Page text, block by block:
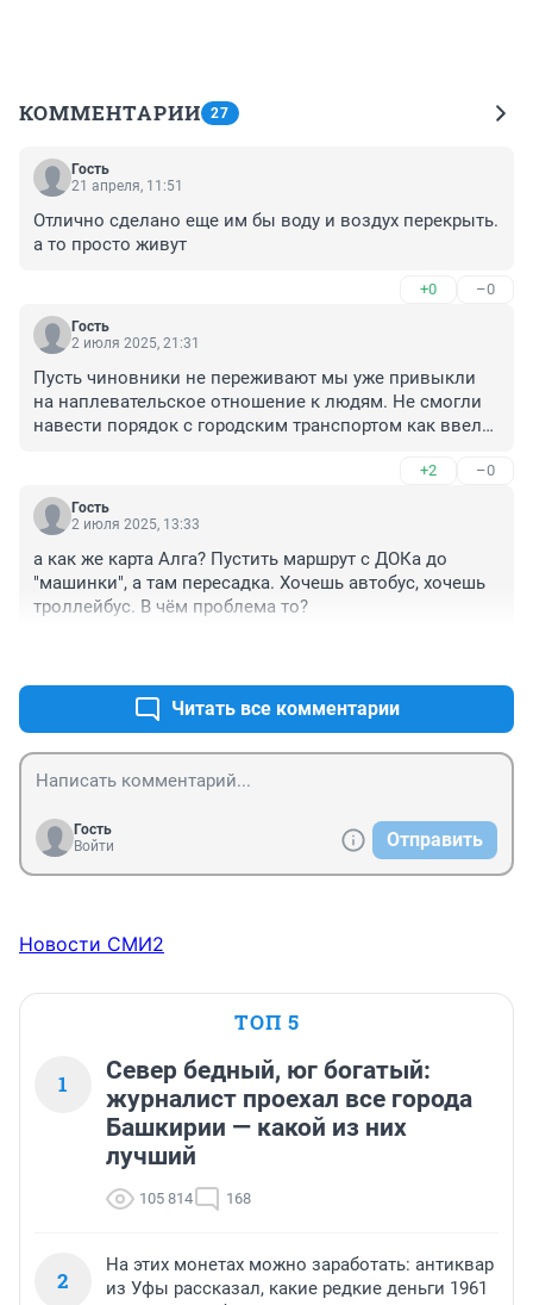
КОММЕНТАРИИ 27
Гость
21 апреля, 11:51
Отлично сделано еще им бы воду и воздух перекрыть.
а то просто живут
+0 –0
Гость
2 июля 2025, 21:31
Пусть чиновники не переживают мы уже привыкли
на наплевательское отношение к людям. Не смогли
навести порядок с городским транспортом как ввели
пустили троллейбус, поездил он пару лет...на этом
всё. Уж забыли что в Сипайлово ходили
троллейбусы.
+2 –0
Гость
2 июля 2025, 13:33
а как же карта Алга? Пустить маршрут с ДОКа до
"машинки", а там пересадка. Хочешь автобус, хочешь
троллейбус. В чём проблема то?
Читать все комментарии
Гость
Войти
Отправить
Новости СМИ2
ТОП 5
1
Север бедный, юг богатый:
журналист проехал все города
Башкирии — какой из них
лучший
105 814 168
2
На этих монетах можно заработать: антиквар
из Уфы рассказал, какие редкие деньги 1961